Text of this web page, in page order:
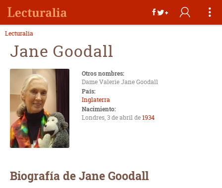
Lecturalia
Jane Goodall
Otros nombres:
Dame Valerie Jane Goodall
País:
Inglaterra
Nacimiento:
Londres, 3 de abril de1934
Biografía de Jane Goodall